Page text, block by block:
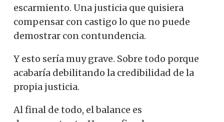
escarmiento. Una justicia que quisiera
compensar con castigo lo que no puede
demostrar con contundencia.
Y esto sería muy grave. Sobre todo porque
acabaría debilitando la credibilidad de la
propia justicia.
Al final de todo, el balance es